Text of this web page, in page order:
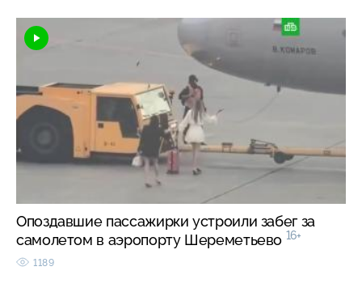
Опоздавшие пассажирки устроили забег за
самолетом в аэропорту Шереметьево 16+
1189